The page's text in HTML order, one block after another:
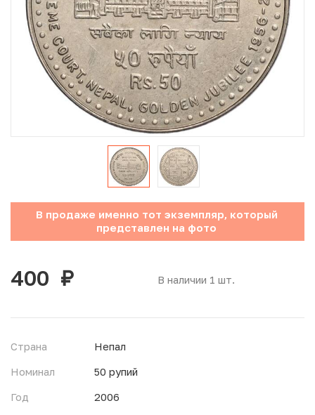
Юбилейные монеты Банка России (с 1999 года)
Памятные и инвестиционные монеты СССР и России
Иностранные монеты
Неофициальные выпуски монет (Unusual)
Античные и средневековые монеты
Инвестиционные монеты
В продаже именно тот экземпляр, который
представлен на фото
В наличии 1 шт.
400 руб.
Страна
Непал
Номинал
50 рупий
Год
2006